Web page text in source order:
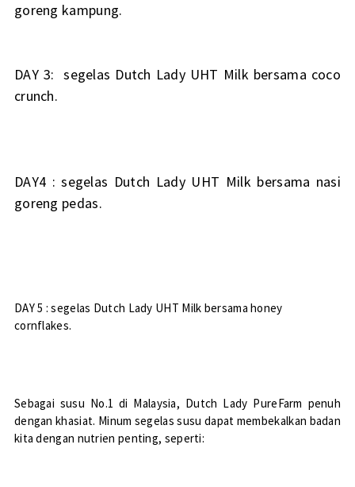
goreng kampung.
DAY 3: segelas Dutch Lady UHT Milk bersama coco
crunch.
DAY4 : segelas Dutch Lady UHT Milk bersama nasi
goreng pedas.
DAY 5 : segelas Dutch Lady UHT Milk bersama honey
cornflakes.
Sebagai susu No.1 di Malaysia, Dutch Lady PureFarm penuh
dengan khasiat. Minum segelas susu dapat membekalkan badan
kita dengan nutrien penting, seperti: